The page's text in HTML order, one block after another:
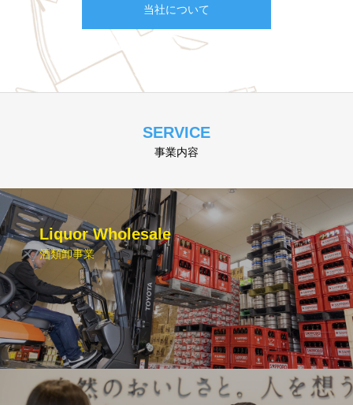
当社について
SERVICE
事業内容
Liquor Wholesale
酒類卸事業